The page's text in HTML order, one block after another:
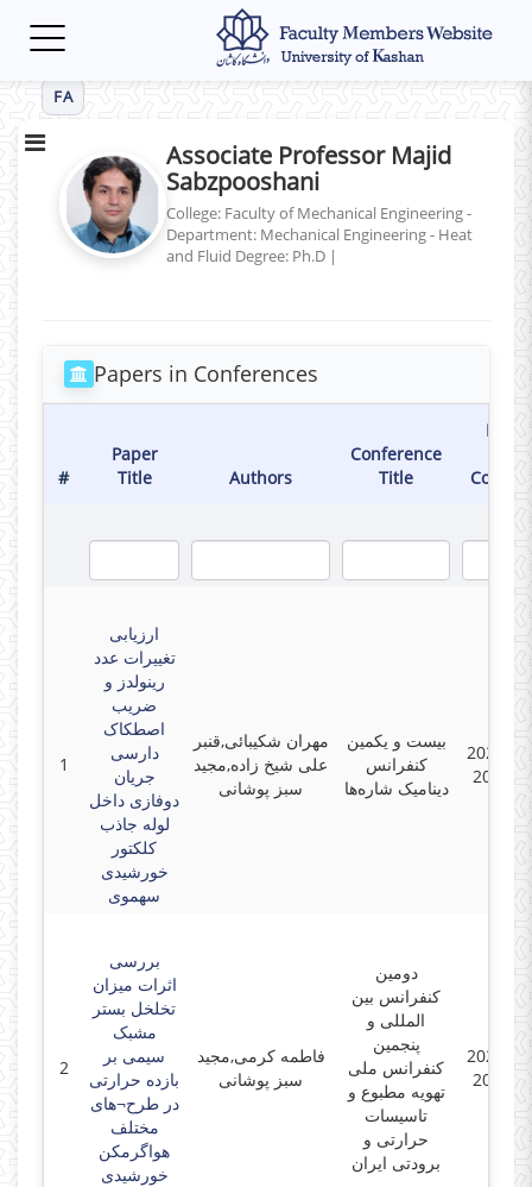
Toggle
FA
Associate Professor Majid
Sabzpooshani
College: Faculty of Mechanical Engineering -
Department: Mechanical Engineering - Heat
and Fluid Degree: Ph.D |
Papers in Conferences
#
Paper
Title
Authors
Conference
Title
1
ارزیابی
تغییرات عدد
رینولدز و
ضریب
اصطکاک
دارسی
جریان
دوفازی داخل
لوله جاذب
کلکتور
خورشیدی
سهموی
مهران شکیبائی,قنبر
علی شیخ زاده,مجید
سبز پوشانی
بیست و یکمین
کنفرانس
دینامیک شاره‌ها
2025-
2025-
2
بررسی
اثرات میزان
تخلخل بستر
مشبک
سیمی بر
بازده حرارتی
در طرح¬های
مختلف
هواگرمکن
خورشیدی
فاطمه کرمی,مجید
سبز پوشانی
دومین
کنفرانس بین
المللی و
پنجمین
کنفرانس ملی
تهویه مطبوع و
تاسیسات
حرارتی و
برودتی ایران
2024-
2024-